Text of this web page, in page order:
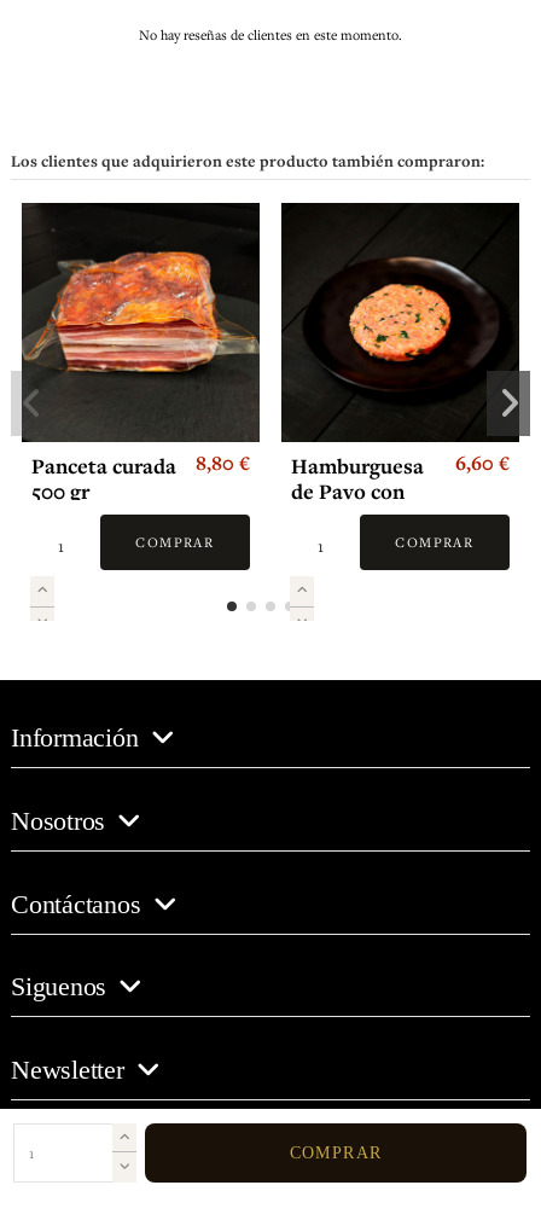
COMPRAR
No hay reseñas de clientes en este momento.
Los clientes que adquirieron este producto también compraron:
Panceta curada
500 gr
8,80 €
COMPRAR
Hamburguesa
de Pavo con
espinacas (2
und)
6,60 €
COMPRAR
Información
Nosotros
Contáctanos
Siguenos
Newsletter